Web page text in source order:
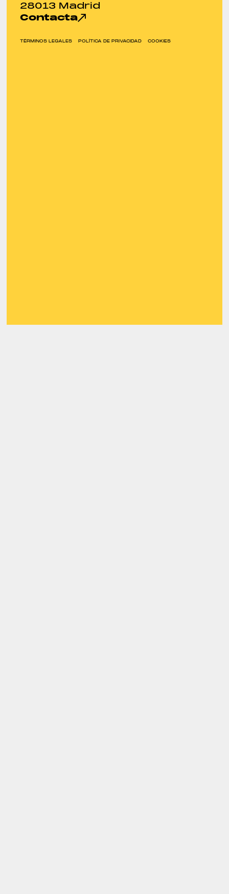
28013 Madrid
Contacta
TÉRMINOS LEGALES POLÍTICA DE PRIVACIDAD COOKIES